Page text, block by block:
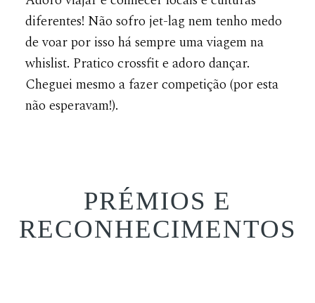
diferentes! Não sofro jet-lag nem tenho medo
de voar por isso há sempre uma viagem na
whislist. Pratico crossfit e adoro dançar.
Cheguei mesmo a fazer competição (por esta
não esperavam!).
PRÉMIOS E
RECONHECIMENTOS